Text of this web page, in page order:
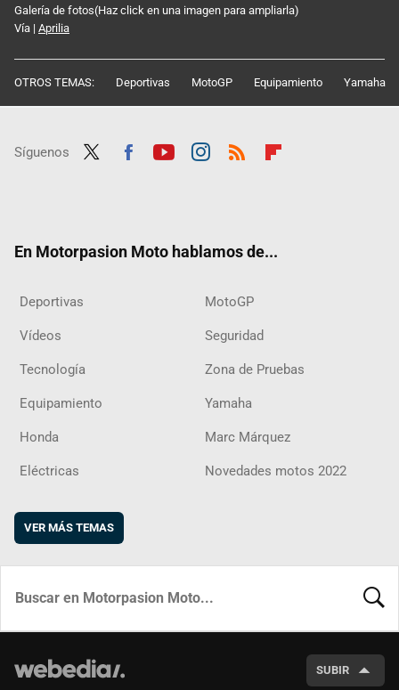
Galería de fotos(Haz click en una imagen para ampliarla)
Vía | Aprilia
OTROS TEMAS: Deportivas MotoGP Equipamiento Yamaha
Síguenos
En Motorpasion Moto hablamos de...
Deportivas MotoGP
Vídeos Seguridad
Tecnología Zona de Pruebas
Equipamiento Yamaha
Honda Marc Márquez
Eléctricas Novedades motos 2022
VER MÁS TEMAS
SUBIR